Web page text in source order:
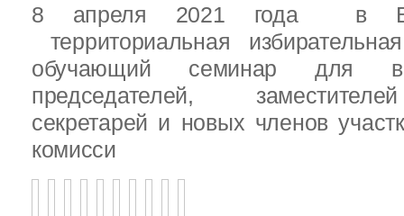
8 апреля 2021 года в
территориальная
обучающий семинар для
председателей,
секретарей и новых членов
комисси